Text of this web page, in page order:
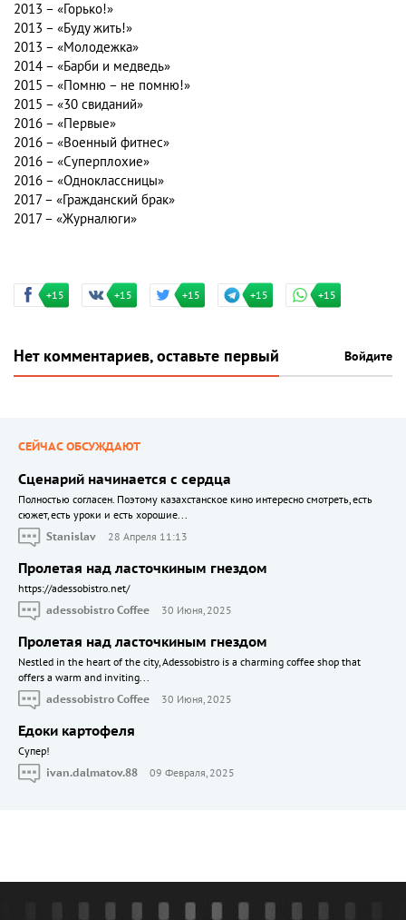
2013 – «Горько!»
2013 – «Буду жить!»
2013 – «Молодежка»
2014 – «Барби и медведь»
2015 – «Помню – не помню!»
2015 – «30 свиданий»
2016 – «Первые»
2016 – «Военный фитнес»
2016 – «Суперплохие»
2016 – «Одноклассницы»
2017 – «Гражданский брак»
2017 – «Журналюги»
+15 +15 +15 +15 +15
Нет комментариев, оставьте первый Войдите
СЕЙЧАС ОБСУЖДАЮТ
Сценарий начинается с сердца
Полностью согласен. Поэтому казахстанское кино интересно смотреть, есть
сюжет, есть уроки и есть хорошие...
Stanislav
28 Апреля 11:13
Пролетая над ласточкиным гнездом
https://adessobistro.net/
adessobistro Coffee
30 Июня, 2025
Пролетая над ласточкиным гнездом
Nestled in the heart of the city, Adessobistro is a charming coffee shop that
offers a warm and inviting...
adessobistro Coffee
30 Июня, 2025
Едоки картофеля
Cупер!
ivan.dalmatov.88
09 Февраля, 2025